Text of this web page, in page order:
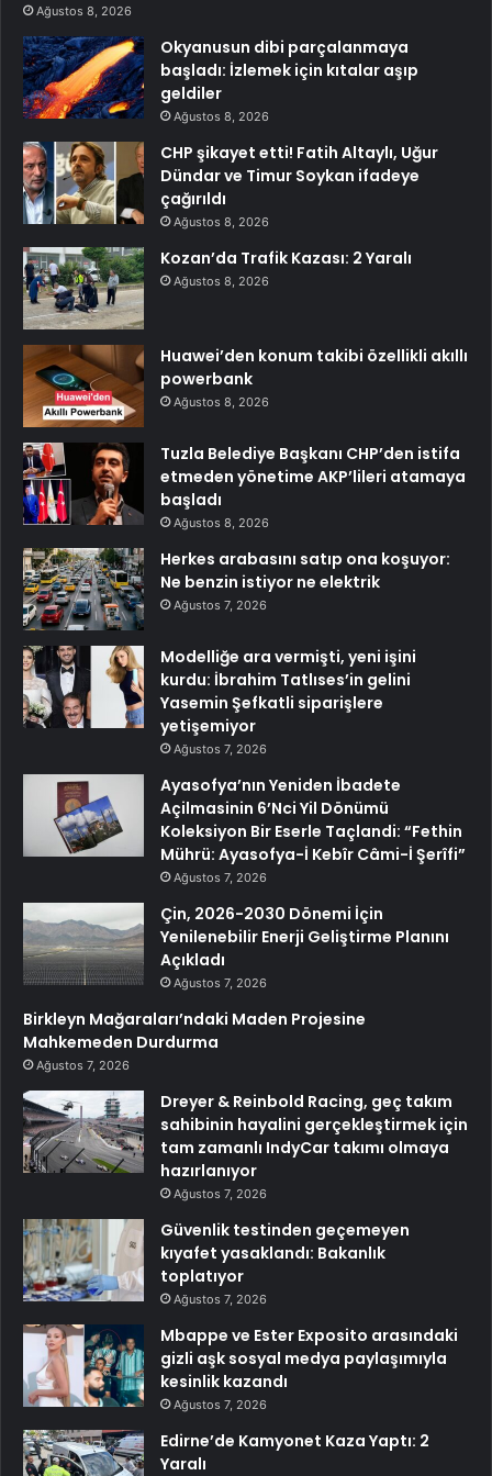
Ağustos 8, 2026
Okyanusun dibi parçalanmaya
başladı: İzlemek için kıtalar aşıp
geldiler
Ağustos 8, 2026
CHP şikayet etti! Fatih Altaylı, Uğur
Dündar ve Timur Soykan ifadeye
çağırıldı
Ağustos 8, 2026
Kozan’da Trafik Kazası: 2 Yaralı
Ağustos 8, 2026
Huawei’den konum takibi özellikli akıllı
powerbank
Ağustos 8, 2026
Tuzla Belediye Başkanı CHP’den istifa
etmeden yönetime AKP’lileri atamaya
başladı
Ağustos 8, 2026
Herkes arabasını satıp ona koşuyor:
Ne benzin istiyor ne elektrik
Ağustos 7, 2026
Modelliğe ara vermişti, yeni işini
kurdu: İbrahim Tatlıses’in gelini
Yasemin Şefkatli siparişlere
yetişemiyor
Ağustos 7, 2026
Ayasofya’nın Yeniden İbadete
Açilmasinin 6’Nci Yil Dönümü
Koleksiyon Bir Eserle Taçlandi: “Fethin
Mührü: Ayasofya-İ Kebîr Câmi-İ Şerîfi”
Ağustos 7, 2026
Çin, 2026-2030 Dönemi İçin
Yenilenebilir Enerji Geliştirme Planını
Açıkladı
Ağustos 7, 2026
Birkleyn Mağaraları’ndaki Maden Projesine
Mahkemeden Durdurma
Ağustos 7, 2026
Dreyer & Reinbold Racing, geç takım
sahibinin hayalini gerçekleştirmek için
tam zamanlı IndyCar takımı olmaya
hazırlanıyor
Ağustos 7, 2026
Güvenlik testinden geçemeyen
kıyafet yasaklandı: Bakanlık
toplatıyor
Ağustos 7, 2026
Mbappe ve Ester Exposito arasındaki
gizli aşk sosyal medya paylaşımıyla
kesinlik kazandı
Ağustos 7, 2026
Edirne’de Kamyonet Kaza Yaptı: 2
Yaralı